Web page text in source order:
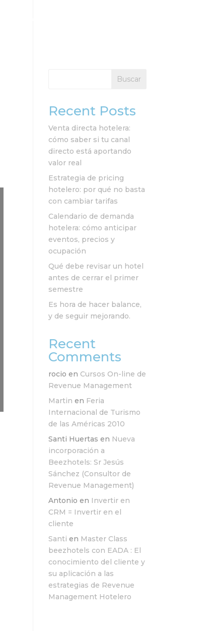
Buscar
Recent Posts
Venta directa hotelera:
cómo saber si tu canal
directo está aportando
valor real
Estrategia de pricing
hotelero: por qué no basta
con cambiar tarifas
Calendario de demanda
hotelera: cómo anticipar
eventos, precios y
ocupación
Qué debe revisar un hotel
antes de cerrar el primer
semestre
Es hora de hacer balance,
y de seguir mejorando.
Recent
Comments
rocio en Cursos On-line de
Revenue Management
Martin en Feria
Internacional de Turismo
de las Américas 2010
Santi Huertas en Nueva
incorporación a
Beezhotels: Sr Jesús
Sánchez (Consultor de
Revenue Management)
Antonio en Invertir en
CRM = Invertir en el
cliente
Santi en Master Class
beezhotels con EADA : El
conocimiento del cliente y
su aplicación a las
estrategias de Revenue
Management Hotelero